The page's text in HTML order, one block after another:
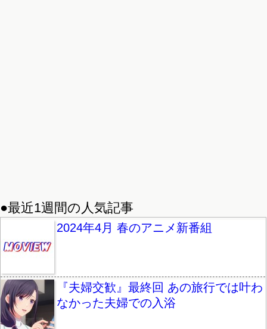
●最近1週間の人気記事
2024年4月 春のアニメ新番組
『夫婦交歓』最終回 あの旅行では叶わ
なかった夫婦での入浴